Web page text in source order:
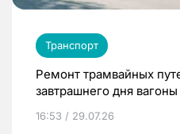
Транспорт
Ремонт трамвайных
завтрашнего дня
16:53 / 29.07.26